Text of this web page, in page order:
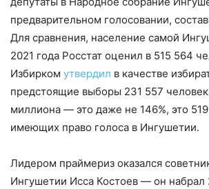
предварительном голосовании,
Для сравнения, население самой
2021 года Росстат оценил в 515 564
Избирком утвердил в качестве
предстоящие выборы 231 557
миллиона — это даже не 146%, это
имеющих право голоса в Ингушетии.
Лидером праймериз оказался
Ингушетии Исса Костоев — он набрал